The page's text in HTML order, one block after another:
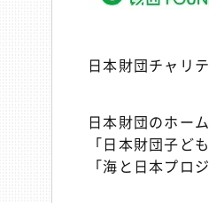
日本財団チャリ
日本財団のホー
「日本財団子ど
「海と日本プロ